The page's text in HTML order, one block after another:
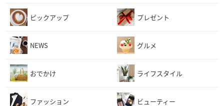
ピックアップ プレゼント
NEWS グルメ
おでかけ ライフスタイル
ファッション ビューティー